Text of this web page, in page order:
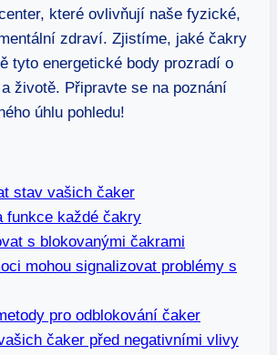
které ovlivňují naše fyzické,
zdraví. Zjistíme, jaké čakry
tyto energetické body prozradí o
životě. Připravte se na poznání
úhlu pohledu!
stav vašich čaker
funkce každé čakry
s blokovanými čakrami
mohou signalizovat problémy s
pro odblokování čaker
čaker před negativními vlivy